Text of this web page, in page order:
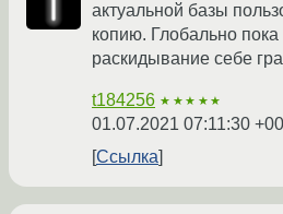
актуальной базы
копию. Глобально пока
раскидывание себе
t184256 ★★★★★
01.07.2021 07:11:30
Ссылка